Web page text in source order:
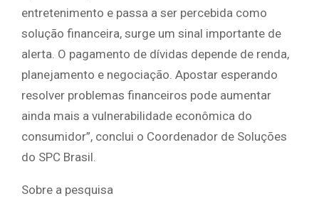
entretenimento e passa a ser percebida como
solução financeira, surge um sinal importante de
alerta. O pagamento de dívidas depende de renda,
planejamento e negociação. Apostar esperando
resolver problemas financeiros pode aumentar
ainda mais a vulnerabilidade econômica do
consumidor”, conclui o Coordenador de Soluções
do SPC Brasil.
Sobre a pesquisa